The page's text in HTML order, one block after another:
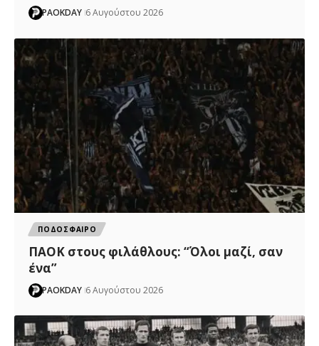
PAOKDAY 6 Αυγούστου 2026
ΠΟΔΟΣΦΑΙΡΟ
ΠΑΟΚ στους φιλάθλους: “Όλοι μαζί, σαν
ένα”
PAOKDAY 6 Αυγούστου 2026